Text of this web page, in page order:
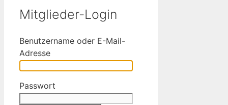
Mitglieder-Login
Benutzername oder E-Mail-
Adresse
Passwort